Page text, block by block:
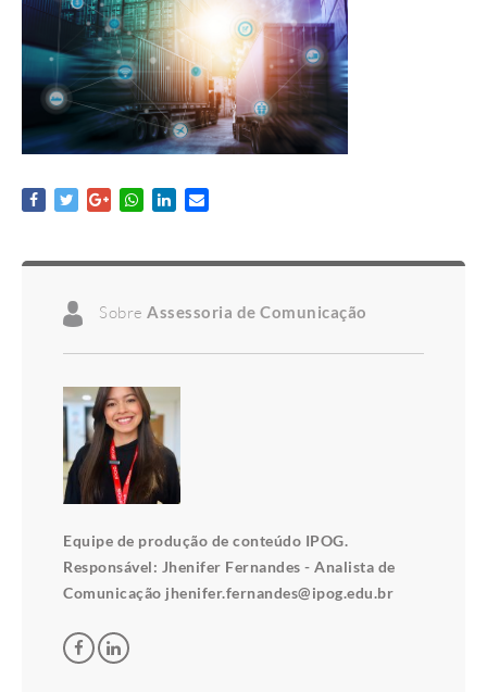
Sobre Assessoria de Comunicação
Equipe de produção de conteúdo IPOG.
Responsável: Jhenifer Fernandes - Analista de
Comunicação jhenifer.fernandes@ipog.edu.br